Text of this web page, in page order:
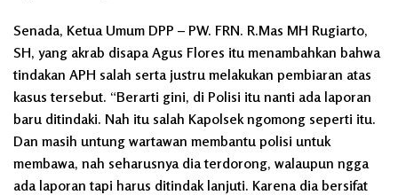
Senada, Ketua Umum DPP – PW. FRN. R.Mas MH Rugiarto,
SH, yang akrab disapa Agus Flores itu menambahkan bahwa
tindakan APH salah serta justru melakukan pembiaran atas
kasus tersebut. “Berarti gini, di Polisi itu nanti ada laporan
baru ditindaki. Nah itu salah Kapolsek ngomong seperti itu.
Dan masih untung wartawan membantu polisi untuk
membawa, nah seharusnya dia terdorong, walaupun ngga
ada laporan tapi harus ditindak lanjuti. Karena dia bersifat